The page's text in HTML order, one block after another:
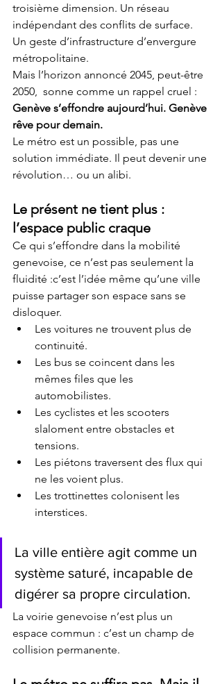
troisième dimension. Un réseau
indépendant des conflits de surface.
Un geste d’infrastructure d’envergure
métropolitaine.
Mais l’horizon annoncé 2045, peut-être
2050,  sonne comme un rappel cruel :
Genève s’effondre aujourd’hui. Genève
rêve pour demain.
Le métro est un possible, pas une
solution immédiate. Il peut devenir une
révolution… ou un alibi.
Le présent ne tient plus :
l’espace public craque
Ce qui s’effondre dans la mobilité
genevoise, ce n’est pas seulement la
fluidité :c’est l’idée même qu’une ville
puisse partager son espace sans se
disloquer.
Les voitures ne trouvent plus de
continuité.
Les bus se coincent dans les
mêmes files que les
automobilistes.
Les cyclistes et les scooters
slaloment entre obstacles et
tensions.
Les piétons traversent des flux qui
ne les voient plus.
Les trottinettes colonisent les
interstices.
La ville entière agit comme un
système saturé, incapable de
digérer sa propre circulation.
La voirie genevoise n’est plus un
espace commun : c’est un champ de
collision permanente.